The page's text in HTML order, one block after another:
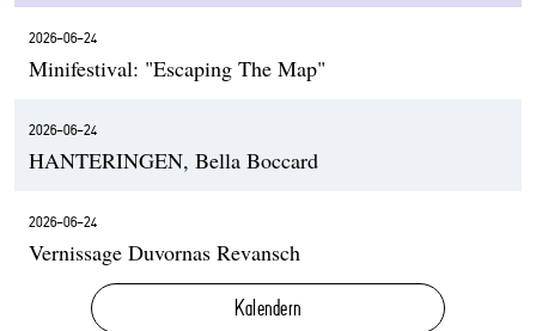
2026-06-24
Minifestival: "Escaping The Map"
2026-06-24
HANTERINGEN, Bella Boccard
2026-06-24
Vernissage Duvornas Revansch
Kalendern